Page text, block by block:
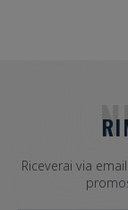
Riceverai via